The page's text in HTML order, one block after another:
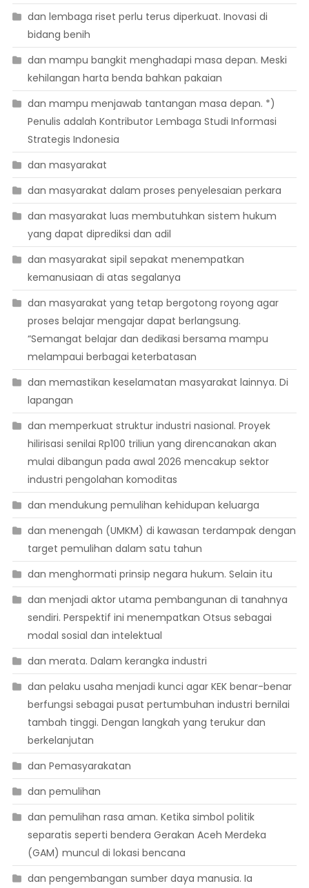
dan lembaga riset perlu terus diperkuat. Inovasi di
bidang benih
dan mampu bangkit menghadapi masa depan. Meski
kehilangan harta benda bahkan pakaian
dan mampu menjawab tantangan masa depan. *)
Penulis adalah Kontributor Lembaga Studi Informasi
Strategis Indonesia
dan masyarakat
dan masyarakat dalam proses penyelesaian perkara
dan masyarakat luas membutuhkan sistem hukum
yang dapat diprediksi dan adil
dan masyarakat sipil sepakat menempatkan
kemanusiaan di atas segalanya
dan masyarakat yang tetap bergotong royong agar
proses belajar mengajar dapat berlangsung.
“Semangat belajar dan dedikasi bersama mampu
melampaui berbagai keterbatasan
dan memastikan keselamatan masyarakat lainnya. Di
lapangan
dan memperkuat struktur industri nasional. Proyek
hilirisasi senilai Rp100 triliun yang direncanakan akan
mulai dibangun pada awal 2026 mencakup sektor
industri pengolahan komoditas
dan mendukung pemulihan kehidupan keluarga
dan menengah (UMKM) di kawasan terdampak dengan
target pemulihan dalam satu tahun
dan menghormati prinsip negara hukum. Selain itu
dan menjadi aktor utama pembangunan di tanahnya
sendiri. Perspektif ini menempatkan Otsus sebagai
modal sosial dan intelektual
dan merata. Dalam kerangka industri
dan pelaku usaha menjadi kunci agar KEK benar-benar
berfungsi sebagai pusat pertumbuhan industri bernilai
tambah tinggi. Dengan langkah yang terukur dan
berkelanjutan
dan Pemasyarakatan
dan pemulihan
dan pemulihan rasa aman. Ketika simbol politik
separatis seperti bendera Gerakan Aceh Merdeka
(GAM) muncul di lokasi bencana
dan pengembangan sumber daya manusia. Ia